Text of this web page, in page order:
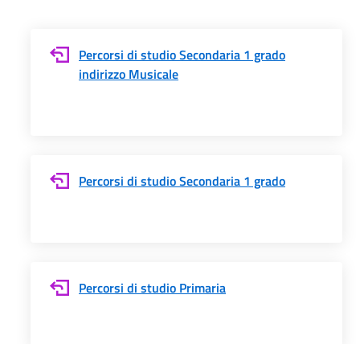
Percorsi di studio Secondaria 1 grado
indirizzo Musicale
Percorsi di studio Secondaria 1 grado
Percorsi di studio Primaria